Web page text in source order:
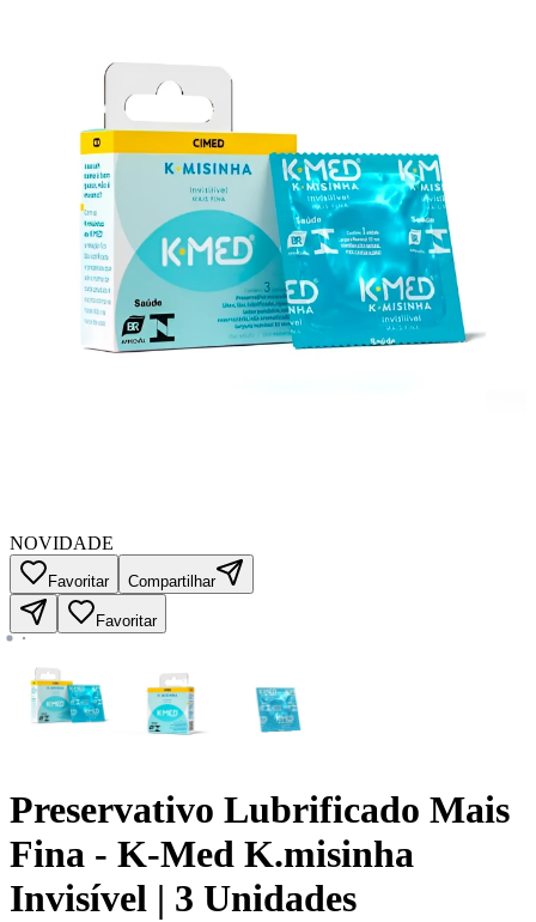
NOVIDADE
Favoritar Compartilhar
Favoritar
Preservativo Lubrificado Mais
Fina - K-Med K.misinha
Invisível | 3 Unidades